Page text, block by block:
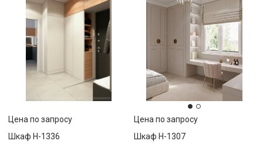
Цена по запросу
Шкаф Н-1336
Цена по запросу
Шкаф Н-1307